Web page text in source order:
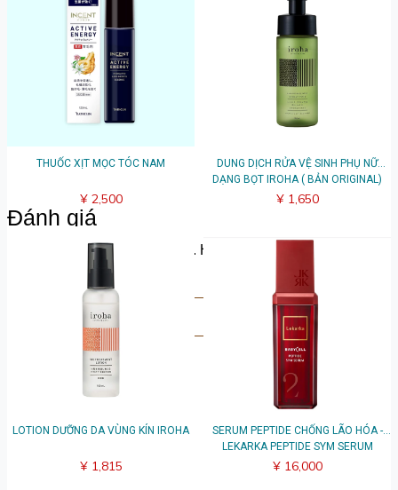
Đánh giá
Hãy chia sẻ suy nghĩ của bạn. Hãy là người đầu tiên để lại
bài đánh giá.
Viết đánh giá
THUỐC XỊT MỌC TÓC NAM
¥ 2,500
LOTION DƯỠNG DA VÙNG KÍN IROHA
¥ 1,815
DUNG DỊCH RỬA VỆ SINH PHỤ NỮ
DẠNG BỌT IROHA ( BẢN ORIGINAL)
¥ 1,650
SERUM PEPTIDE CHỐNG LÃO HÓA -
LEKARKA PEPTIDE SYM SERUM
¥ 16,000